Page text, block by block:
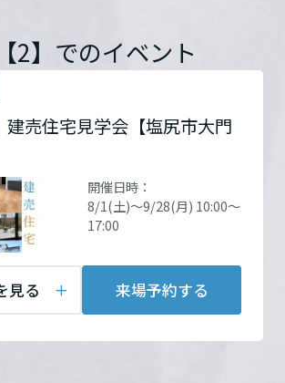
から住まいをご検討の方
が詰まった建築実例、注目の最新情報など、住
べるデジタルラウンジです。
地活用・賃貸経営をご検討の方
期安定経営を目指すオーナー様まで、賃貸経営
幅広くお届けします。
活用・賃貸経営
らリフォームをご検討の方
収納の工夫など、理想の住まいを叶えるリフォ
アを豊富にご用意しています。
ーム
新しい価値をデザインし、持続可能な未来志向
ていきます。
ーション
さま・リフォーム工事ご契約者さまとミサワホ
らの大切なお知らせなど配信しています。
ラブ
2】でのイベント
建売住宅見学会【塩尻市大門
開催日時：
8/1(土)～9/28(月) 10:00～
17:00
見る 来場予約する
を見る
定休日：ご見学ご希望の方
は、お電話またはメールに
担当者：担当：中南信営業